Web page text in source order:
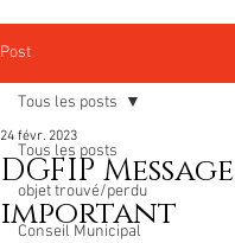
Post
Tous les posts
objet trouvé/perdu
Conseil Municipal
Tous les posts
DGFIP Message
important
24 févr. 2023